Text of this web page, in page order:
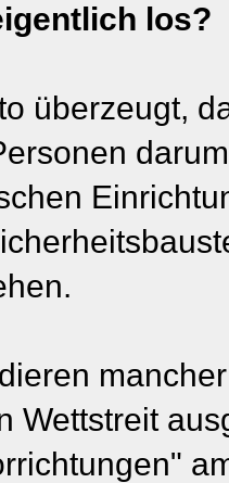
los?
überzeugt,
Wettstreit